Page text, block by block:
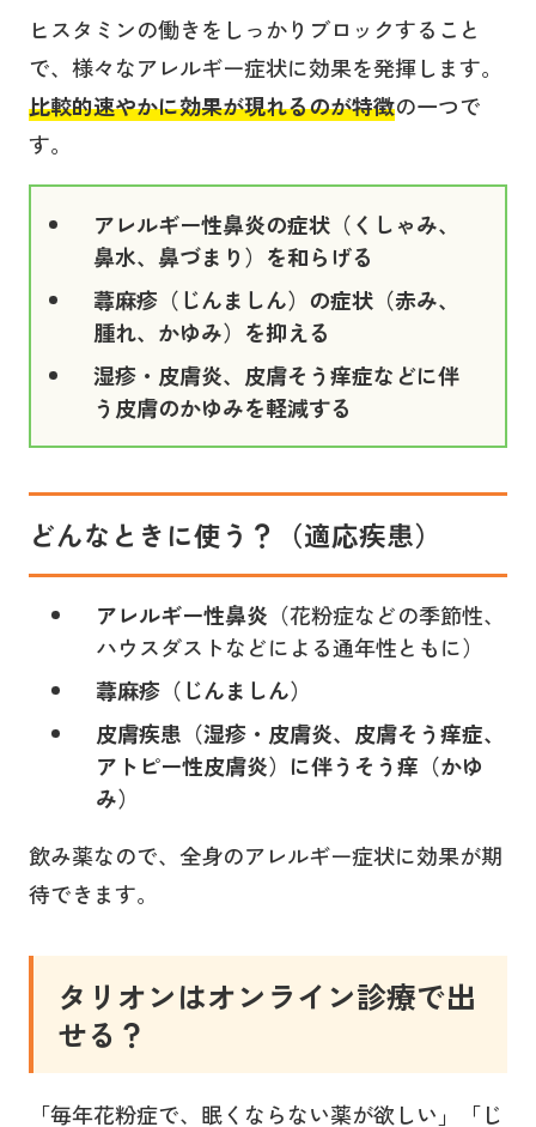
ヒスタミンの働きをしっかりブロックすること
で、様々なアレルギー症状に効果を発揮します。
比較的速やかに効果が現れるのが特徴の一つで
す。
アレルギー性鼻炎の症状（くしゃみ、
鼻水、鼻づまり）を和らげる
蕁麻疹（じんましん）の症状（赤み、
腫れ、かゆみ）を抑える
湿疹・皮膚炎、皮膚そう痒症などに伴
う皮膚のかゆみを軽減する
どんなときに使う？（適応疾患）
アレルギー性鼻炎 （花粉症などの季節性、
ハウスダストなどによる通年性ともに）
蕁麻疹（じんましん）
皮膚疾患（湿疹・皮膚炎、皮膚そう痒症、
アトピー性皮膚炎）に伴うそう痒（かゆ
み）
飲み薬なので、全身のアレルギー症状に効果が期
待できます。
タリオンはオンライン診療で出
せる？
「毎年花粉症で、眠くならない薬が欲しい」「じ